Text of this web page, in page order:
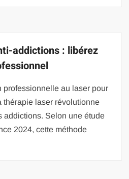
addictions : libérez
professionnelle au laser pour
thérapie laser révolutionne
addictions. Selon une étude
2024, cette méthode